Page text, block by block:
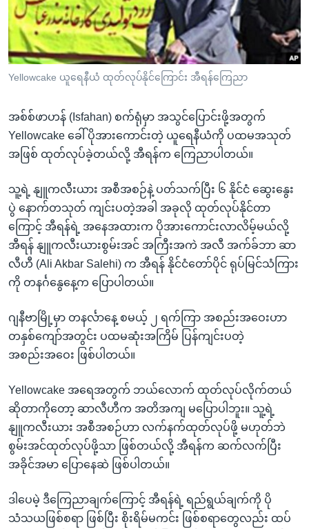
ညွန်း
စာမျက်နှာ
သို့
ရန်
ရှာဖွေ
ရန်
သို့
ကျော်
ရန်
သုတပဒေသာ အင်္ဂလိပ်စာ
Learning English
ဗွီအိုအေ လူမှုကွန်ယက်များ
ဘာသာစကားများ
Yellowcake ယူရေနီယံ ထုတ်လုပ်နိုင်ကြောင်း အီရန်ကြေညာ
အစ်စ်ဖာဟန် (Isfahan) စက်ရုံမှာ အသွင်ပြောင်းဖို့အတွက်
Yellowcake ခေါ် ပိုအားကောင်းတဲ့ ယူရေနီယံကို ပထမအသုတ်
အဖြစ် ထုတ်လုပ်ခဲ့တယ်လို့ အီရန်က ကြေညာပါတယ်။
သူ့ရဲ့ နျူကလီးယား အစီအစဉ်နဲ့ ပတ်သက်ပြီး ၆ နိုင်ငံ ဆွေးနွေး
ပွဲ နောက်တသုတ် ကျင်းပတဲ့အခါ အခုလို ထုတ်လုပ်နိုင်တာ
ကြောင့် အီရန်ရဲ့ အနေအထားက ပိုအားကောင်းလာလိမ့်မယ်လို့
အီရန် နျူကလီးယားစွမ်းအင် အကြီးအကဲ အလီ အက်ခ်ဘာ ဆာ
လီဟီ (Ali Akbar Salehi) က အီရန် နိုင်ငံတော်ပိုင် ရုပ်မြင်သံကြား
ကို တနင်္ဂနွေနေ့က ပြောပါတယ်။
ဂျနီဗာမြို့မှာ တနင်္လာနေ့ စမယ့် ၂ ရက်ကြာ အစည်းအဝေးဟာ
တနှစ်ကျော်အတွင်း ပထမဆုံးအကြိမ် ပြန်ကျင်းပတဲ့
အစည်းအဝေး ဖြစ်ပါတယ်။
Yellowcake အရေအတွက် ဘယ်လောက် ထုတ်လုပ်လိုက်တယ်
ဆိုတာကိုတော့ ဆာလီဟီက အတိအကျ မပြောပါဘူး။ သူ့ရဲ့
နျူကလီးယား အစီအစဉ်ဟာ လက်နက်ထုတ်လုပ်ဖို့ မဟုတ်ဘဲ
စွမ်းအင်ထုတ်လုပ်ဖို့သာ ဖြစ်တယ်လို့ အီရန်က ဆက်လက်ပြီး
အခိုင်အမာ ပြောနေဆဲ ဖြစ်ပါတယ်။
ဒါပေမဲ့ ဒီကြေညာချက်ကြောင့် အီရန်ရဲ့ ရည်ရွယ်ချက်ကို ပို
သံသယဖြစ်စရာ ဖြစ်ပြီး စိုးရိမ်မကင်း ဖြစ်စရာတွေလည်း ထပ်